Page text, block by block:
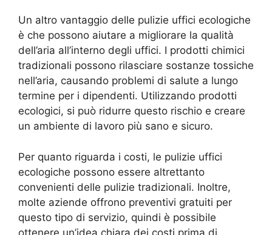
Un altro vantaggio delle pulizie uffici ecologiche
è che possono aiutare a migliorare la qualità
dell’aria all’interno degli uffici. I prodotti chimici
tradizionali possono rilasciare sostanze tossiche
nell’aria, causando problemi di salute a lungo
termine per i dipendenti. Utilizzando prodotti
ecologici, si può ridurre questo rischio e creare
un ambiente di lavoro più sano e sicuro.
Per quanto riguarda i costi, le pulizie uffici
ecologiche possono essere altrettanto
convenienti delle pulizie tradizionali. Inoltre,
molte aziende offrono preventivi gratuiti per
questo tipo di servizio, quindi è possibile
ottenere un’idea chiara dei costi prima di